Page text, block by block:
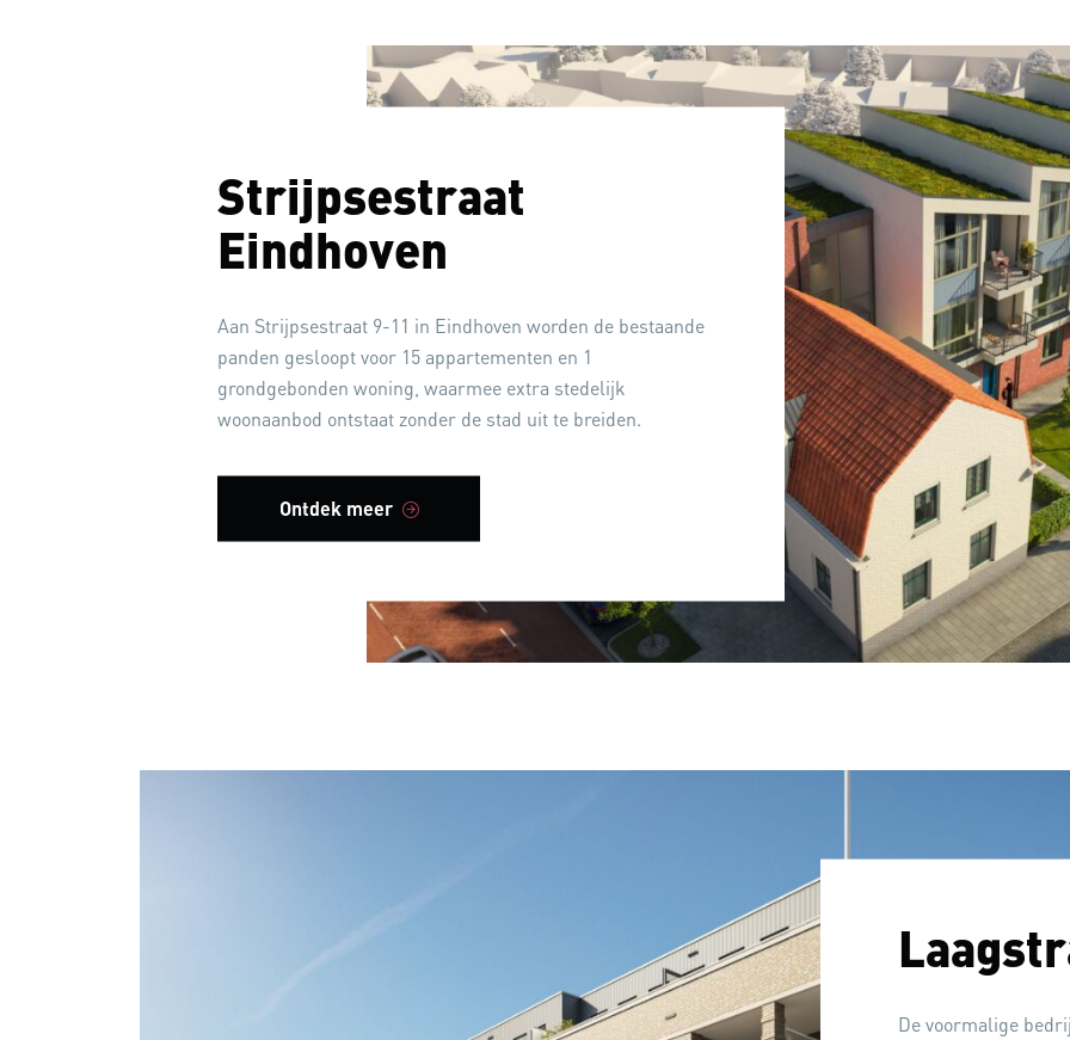
Strijpsestraat
Eindhoven
Aan Strijpsestraat 9-11 in Eindhoven worden de bestaande
panden gesloopt voor 15 appartementen en 1
grondgebonden woning, waarmee extra stedelijk
woonaanbod ontstaat zonder de stad uit te breiden.
Ontdek meer
De voormalige
Lopende projecten
Contact
Vacatures